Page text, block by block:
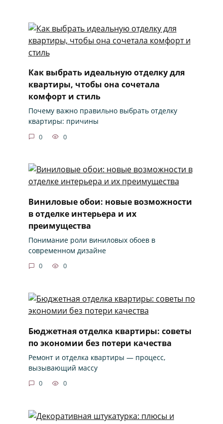
Как выбрать идеальную отделку для
квартиры, чтобы она сочетала
комфорт и стиль
Почему важно правильно выбрать отделку
квартиры: причины
0 0
Виниловые обои: новые возможности
в отделке интерьера и их
преимущества
Понимание роли виниловых обоев в
современном дизайне
0 0
Бюджетная отделка квартиры: советы
по экономии без потери качества
Ремонт и отделка квартиры — процесс,
вызывающий массу
0 0